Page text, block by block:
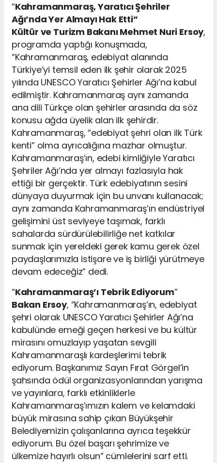
“Kahramanmaraş, Yaratıcı Şehriler
Ağı’nda Yer Almayı Hak Etti”
Kültür ve Turizm Bakanı Mehmet Nuri Ersoy,
programda yaptığı konuşmada,
“Kahramanmaraş, edebiyat alanında
Türkiye’yi temsil eden ilk şehir olarak 2025
yılında UNESCO Yaratıcı Şehirler Ağı’na kabul
edilmiştir. Kahramanmaraş aynı zamanda
ana dili Türkçe olan şehirler arasında da söz
konusu ağda üyelik alan ilk şehirdir.
Kahramanmaraş, “edebiyat şehri olan ilk Türk
kenti” olma ayrıcalığına mazhar olmuştur.
Kahramanmaraş’ın, edebi kimliğiyle Yaratıcı
Şehriler Ağı’nda yer almayı fazlasıyla hak
ettiği bir gerçektir. Türk edebiyatının sesini
dünyaya duyurmak için bu unvanı kullanacak;
aynı zamanda Kahramanmaraş’ın endüstriyel
gelişimini üst seviyeye taşımak, farklı
sahalarda sürdürülebilirliğe net katkılar
sunmak için yereldeki gerek kamu gerek özel
paydaşlarımızla istişare ve iş birliği yürütmeye
devam edeceğiz” dedi.
“Kahramanmaraş’ı Tebrik Ediyorum”
Bakan Ersoy, “Kahramanmaraş’ın, edebiyat
şehri olarak UNESCO Yaratıcı Şehirler Ağı’na
kabulünde emeği geçen herkesi ve bu kültür
mirasını omuzlayıp yaşatan sevgili
Kahramanmaraşlı kardeşlerimi tebrik
ediyorum. Başkanımız Sayın Fırat Görgel’in
şahsında ödül organizasyonlarından yarışma
ve yayınlara, farklı etkinliklerle
Kahramanmaraş’ımızın kalem ve kelamdaki
büyük mirasına sahip çıkan Büyükşehir
Belediyemizin çalışanlarına ayrıca teşekkür
ediyorum. Bu özel başarı şehrimize ve
ülkemize hayırlı olsun” cümlelerini sarf etti.